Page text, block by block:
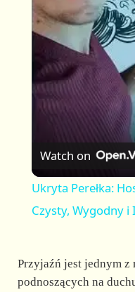
Watch on
Ukryta Perełka:
Czysty, Wygodny i
Przyjaźń jest jednym
podnoszących na